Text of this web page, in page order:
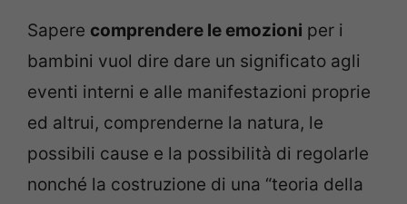
Sapere comprendere le emozioni per i
bambini vuol dire dare un significato agli
eventi interni e alle manifestazioni proprie
ed altrui, comprenderne la natura, le
possibili cause e la possibilità di regolarle
nonché la costruzione di una “teoria della